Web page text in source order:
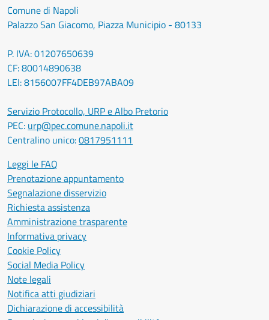
Comune di Napoli
Palazzo San Giacomo, Piazza Municipio - 80133
P. IVA: 01207650639
CF: 80014890638
LEI: 8156007FF4DEB97ABA09
Servizio Protocollo, URP e Albo Pretorio
PEC: urp@pec.comune.napoli.it
Centralino unico:0817951111
Leggi le FAQ
Prenotazione appuntamento
Segnalazione disservizio
Richiesta assistenza
Amministrazione trasparente
Informativa privacy
Cookie Policy
Social Media Policy
Note legali
Notifica atti giudiziari
Dichiarazione di accessibilità